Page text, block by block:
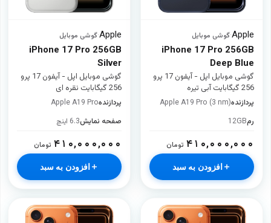
Apple
·گوشی موبایل
iPhone 17 Pro 256GB
Silver
گوشی موبایل اپل - آیفون 17 پرو
256 گیگابایت نقره ای
پردازندهApple A19 Pro
صفحه نمایش6.3 اینچ
۴۱۰,۰۰۰,۰۰۰ تومان
افزودن به سبد
Apple
·گوشی موبایل
iPhone 17 Pro 256GB
Deep Blue
گوشی موبایل اپل - آیفون 17 پرو
256 گیگابایت آبی تیره
پردازندهApple A19 Pro (3 nm)
رم12GB
۴۱۰,۰۰۰,۰۰۰ تومان
افزودن به سبد